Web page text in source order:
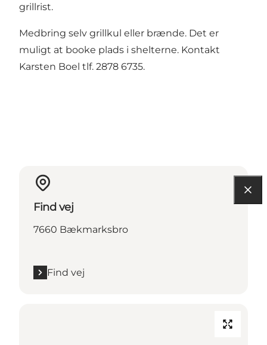
grillrist.
Medbring selv grillkul eller brænde. Det er
muligt at booke plads i shelterne. Kontakt
Karsten Boel tlf. 2878 6735.
Find vej
7660 Bækmarksbro
Find vej